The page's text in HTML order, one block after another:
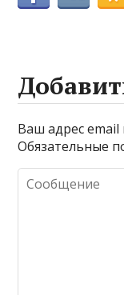
Ваш адрес email
Обязательные